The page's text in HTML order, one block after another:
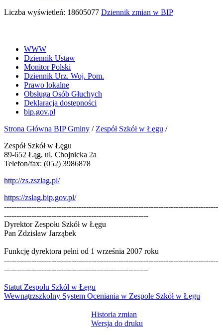
Liczba wyświetleń: 18605077 Dziennik zmian w BIP
WWW
Dziennik Ustaw
Monitor Polski
Dziennik Urz. Woj. Pom.
Prawo lokalne
Obsługa Osób Głuchych
Deklaracja dostępności
bip.gov.pl
Strona Główna BIP Gminy / Zespół Szkół w Łęgu /
Zespół Szkół w Łęgu
89-652 Łąg, ul. Chojnicka 2a
Telefon/fax: (052) 3986878
http://zs.zszlag.pl/
https://zslag.bip.gov.pl/
--------------------------------------------------------------------------------------
----------------------------------------------------------
Dyrektor Zespołu Szkół w Łęgu
Pan Zdzisław Jarząbek
Funkcję dyrektora pełni od 1 września 2007 roku
--------------------------------------------------------------------------------------
----------------------------------------------------------
Statut Zespołu Szkół w Łęgu
Wewnątrzszkolny System Oceniania w Zespole Szkół w Łęgu
Historia zmian
Wersja do druku